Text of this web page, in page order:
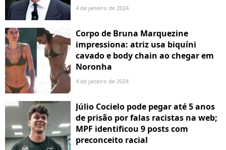
4 de janeiro de 2024
Corpo de Bruna Marquezine
impressiona: atriz usa biquíni
cavado e body chain ao chegar em
Noronha
4 de janeiro de 2024
Júlio Cocielo pode pegar até 5 anos
de prisão por falas racistas na web;
MPF identificou 9 posts com
preconceito racial